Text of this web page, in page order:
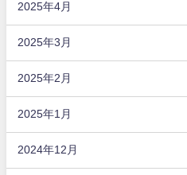
2025年4月
2025年3月
2025年2月
2025年1月
2024年12月